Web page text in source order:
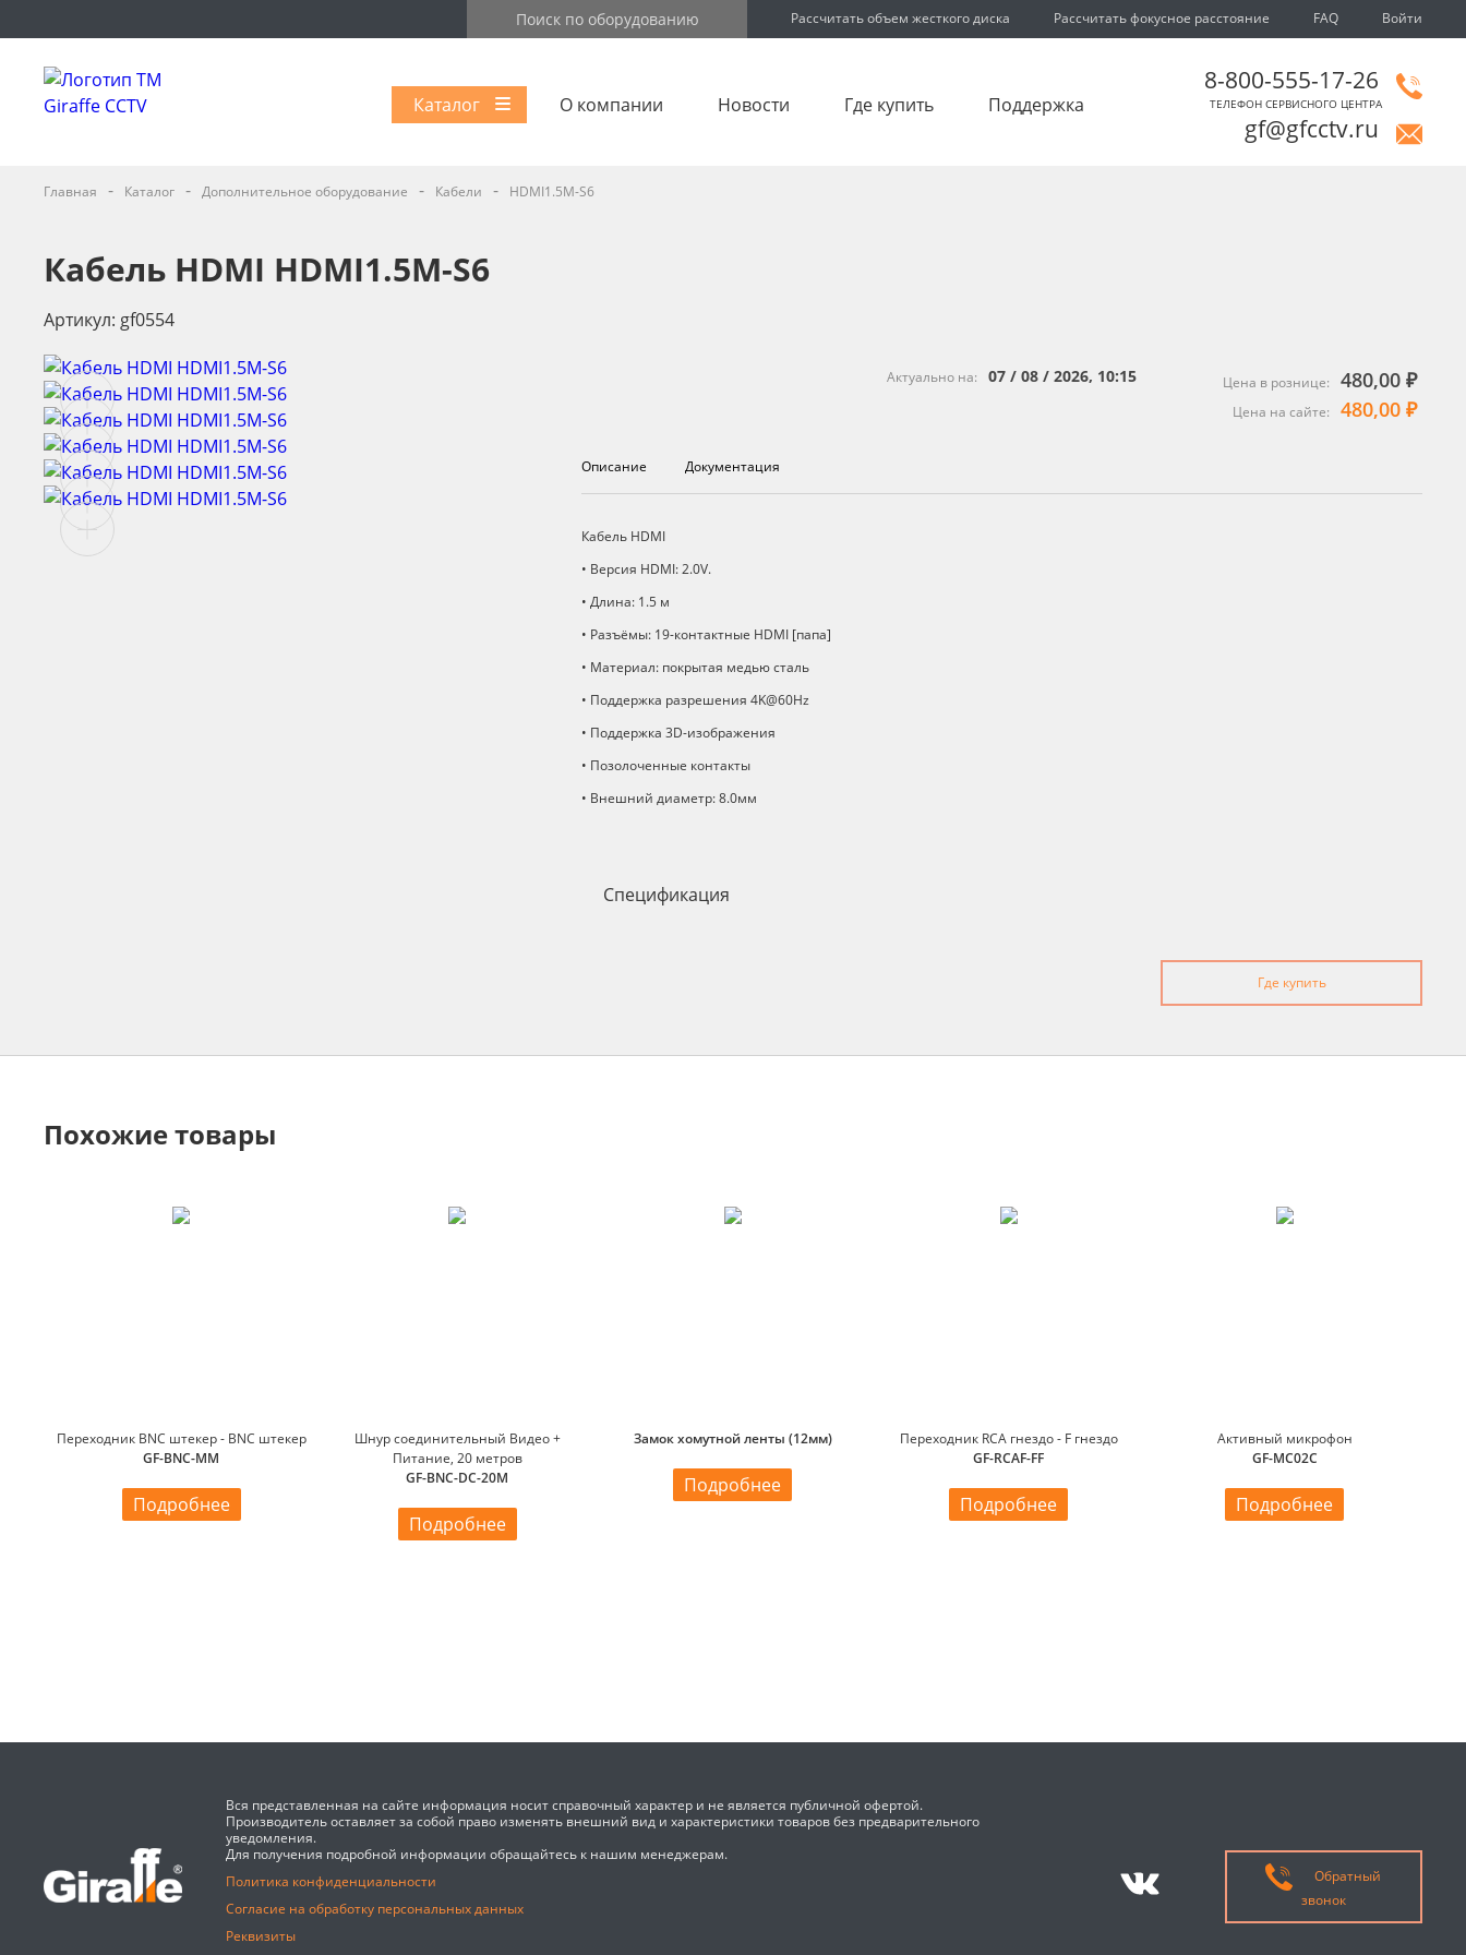
Рассчитать объем жесткого диска Рассчитать фокусное расстояние FAQ Войти
Каталог О компании Новости Где купить Поддержка
8-800-555-17-26
ТЕЛЕФОН СЕРВИСНОГО ЦЕНТРА
gf@gfcctv.ru
Главная - Каталог - Дополнительное оборудование - Кабели - HDMI1.5M-S6
Кабель HDMI HDMI1.5M-S6
Артикул: gf0554
Актуально на: 07 / 08 / 2026, 10:15 Цена в рознице: 480,00 ₽
Цена на сайте: 480,00 ₽
Описание Документация
Описание
Кабель HDMI
• Версия HDMI: 2.0V.
• Длина: 1.5 м
• Разъёмы: 19-контактные HDMI [папа]
• Материал: покрытая медью сталь
• Поддержка разрешения 4K@60Hz
• Поддержка 3D-изображения
• Позолоченные контакты
• Внешний диаметр: 8.0мм
Спецификация
Где купить
Похожие товары
Переходник BNC штекер - BNC штекер
GF-BNC-MM
Подробнее
Шнур соединительный Видео +
Питание, 20 метров
GF-BNC-DC-20M
Подробнее
Замок хомутной ленты (12мм)
Подробнее
Переходник RCA гнездо - F гнездо
GF-RCAF-FF
Подробнее
Активный микрофон
GF-MC02C
Подробнее
Вся представленная на сайте информация носит справочный характер и не является публичной офертой.
Производитель оставляет за собой право изменять внешний вид и характеристики товаров без предварительного
уведомления.
Для получения подробной информации обращайтесь к нашим менеджерам.
Политика конфиденциальности
Согласие на обработку персональных данных
Реквизиты
Обратный
звонок